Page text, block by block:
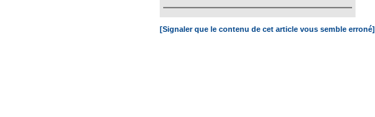
[Signaler que le contenu de cet article vous semble erroné]